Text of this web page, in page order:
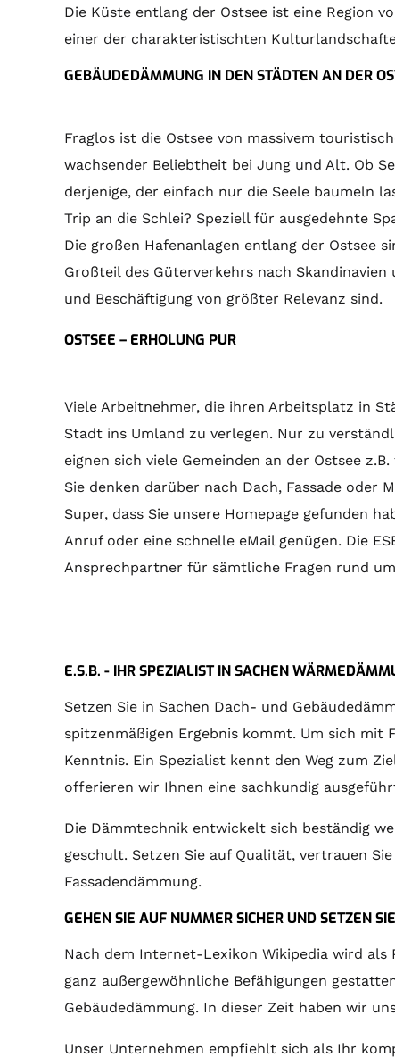
Die Küste entlang der Ostsee ist eine Region
einer der charakteristischten
GEBÄUDEDÄMMUNG IN DEN STÄDTEN AN DER
Fraglos ist die Ostsee von massivem
wachsender Beliebtheit bei Jung und Alt. Ob
derjenige, der einfach nur die Seele baumeln
Trip an die Schlei? Speziell für ausgedehnte
Die großen Hafenanlagen entlang der Ostsee
Großteil des Güterverkehrs nach
und Beschäftigung von größter Relevanz sind.
OSTSEE – ERHOLUNG PUR
Viele Arbeitnehmer, die ihren Arbeitsplatz in
Stadt ins Umland zu verlegen. Nur zu
eignen sich viele Gemeinden an der Ostsee
Sie denken darüber nach Dach, Fassade oder
Super, dass Sie unsere Homepage gefunden
Anruf oder eine schnelle eMail genügen. Die
Ansprechpartner für sämtliche Fragen rund
E.S.B. - IHR SPEZIALIST IN SACHEN
Setzen Sie in Sachen Dach- und
spitzenmäßigen Ergebnis kommt. Um sich mit
Kenntnis. Ein Spezialist kennt den Weg zum
offerieren wir Ihnen eine sachkundig
Die Dämmtechnik entwickelt sich beständig
geschult. Setzen Sie auf Qualität, vertrauen
Fassadendämmung.
GEHEN SIE AUF NUMMER SICHER UND SETZEN
Nach dem Internet-Lexikon Wikipedia wird
ganz außergewöhnliche Befähigungen
Gebäudedämmung. In dieser Zeit haben wir
Unser Unternehmen empfiehlt sich als Ihr